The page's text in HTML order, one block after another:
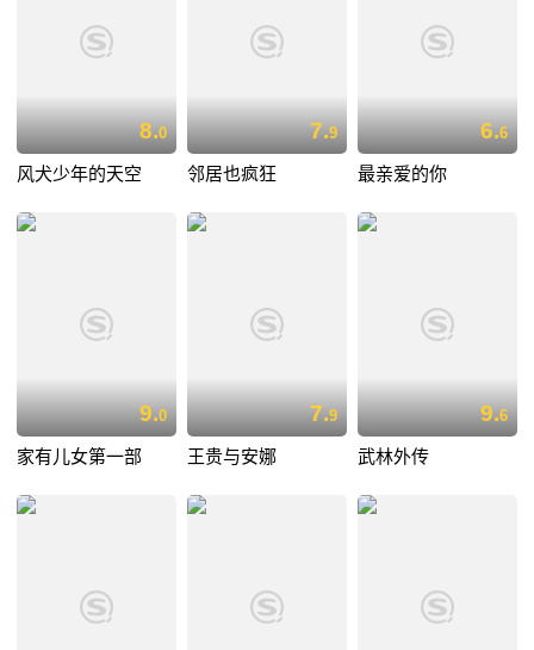
8.0
风犬少年的天空
7.9
邻居也疯狂
6.6
最亲爱的你
9.0
家有儿女第一部
7.9
王贵与安娜
9.6
武林外传